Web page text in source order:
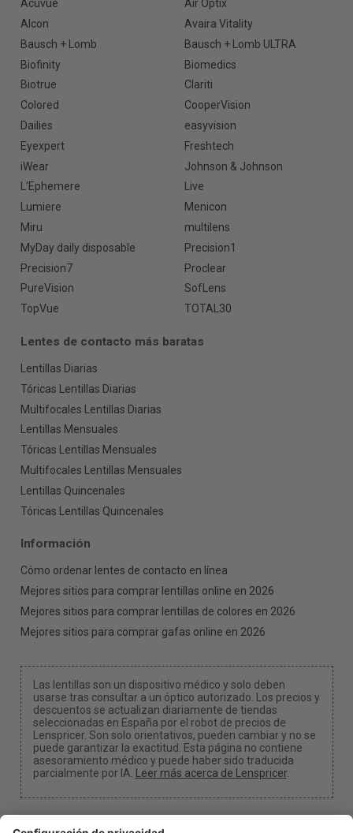
Acuvue
Air Optix
Alcon
Avaira Vitality
Bausch + Lomb
Bausch + Lomb ULTRA
Biofinity
Biomedics
Biotrue
Clariti
Colored
CooperVision
Dailies
easyvision
Eyexpert
Freshtech
iWear
Johnson & Johnson
L'Ephemere
Live
Lumiere
Menicon
Miru
multilens
MyDay daily disposable
Precision1
Precision7
Proclear
PureVision
SofLens
TopVue
TOTAL30
Lentes de contacto más baratas
Lentillas Diarias
Tóricas Lentillas Diarias
Multifocales Lentillas Diarias
Lentillas Mensuales
Tóricas Lentillas Mensuales
Multifocales Lentillas Mensuales
Lentillas Quincenales
Tóricas Lentillas Quincenales
Información
Cómo ordenar lentes de contacto en línea
Mejores sitios para comprar lentillas online en 2026
Mejores sitios para comprar lentillas de colores en 2026
Mejores sitios para comprar gafas online en 2026
Las lentillas son un dispositivo médico y solo deben
usarse tras consultar a un óptico autorizado. Los precios y
descuentos se actualizan diariamente de tiendas
seleccionadas en España por el robot de precios de
Lenspricer. Son solo orientativos, pueden cambiar y no se
puede garantizar la exactitud. Esta página no contiene
asesoramiento médico y puede haber sido traducida
parcialmente por IA. Leer más acerca de Lenspricer.